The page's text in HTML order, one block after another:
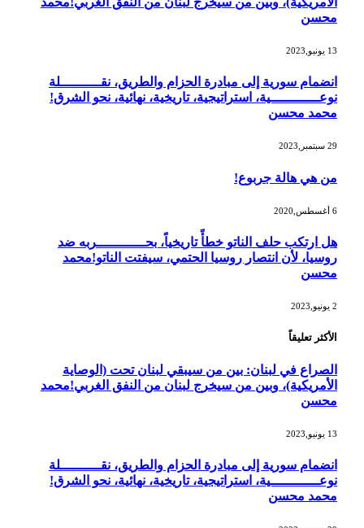
محسن
13 يونيو,2023
انضمام سورية إلى مبادرة الحزام والطريق، نقــــــــــلة
نوعــــــــــــية، استراتيجية، تاريخية، نهائية، نحو الشرق!
محمد محسن
29 سبتمبر,2023
من هي هالة جربوع!
هل ارتكب حلف الناتو خطأً تاريخياً، بحــــــــــــربه ضد
روسيا، لأن انتصار روسيا الحتمي، سيفتت الناتو!محمد
محسن
الأكثر تعليقاً
الصراع في لبنان: بين من سيبقي لبنان تحت (الوصاية
الأمريكية)، وبين من سيخرج لبنان من النفق الغربي!محمد
محسن
13 يونيو,2023
انضمام سورية إلى مبادرة الحزام والطريق، نقــــــــــلة
نوعــــــــــــية، استراتيجية، تاريخية، نهائية، نحو الشرق!
محمد محسن